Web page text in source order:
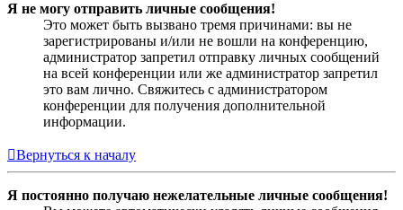
Я не могу отправить личные сообщения!
Это может быть вызвано тремя причинами: вы не
зарегистрированы и/или не вошли на конференцию,
администратор запретил отправку личных сообщений
на всей конференции или же администратор запретил
это вам лично. Свяжитесь с администратором
конференции для получения дополнительной
информации.
Вернуться к началу
Я постоянно получаю нежелательные личные сообщения!